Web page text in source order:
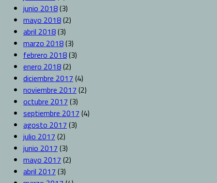
junio 2018(3)
mayo 2018(2)
abril 2018(3)
marzo 2018(3)
febrero 2018(3)
enero 2018(2)
diciembre 2017 (4)
noviembre 2017 (2)
octubre 2017 (3)
septiembre 2017 (4)
agosto 2017 (3)
julio 2017 (2)
junio 2017 (3)
mayo 2017 (2)
abril 2017 (3)